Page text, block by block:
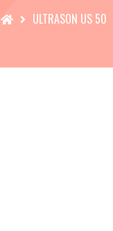
Accueil ULTRASON US 50